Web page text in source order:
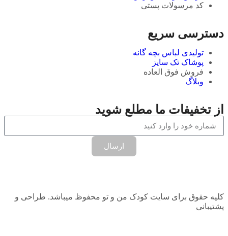
کد مرسولات پستی
دسترسی سریع
تولیدی لباس بچه گانه
پوشاک تک سایز
فروش فوق العاده
وبلاگ
از تخفیفات ما مطلع شوید
ارسال
کلیه حقوق برای سایت کودک من و تو محفوظ میباشد. طراحی و
پشتیبانی